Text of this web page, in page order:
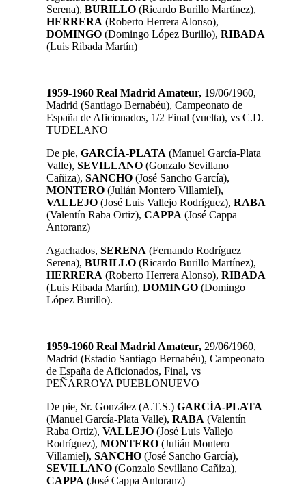
Serena), BURILLO (Ricardo Burillo Martínez),
HERRERA (Roberto Herrera Alonso),
DOMINGO (Domingo López Burillo), RIBADA
(Luis Ribada Martín)
1959-1960 Real Madrid Amateur, 19/06/1960,
Madrid (Santiago Bernabéu), Campeonato de
España de Aficionados, 1/2 Final (vuelta), vs C.D.
TUDELANO
De pie, GARCÍA-PLATA (Manuel García-Plata
Valle), SEVILLANO (Gonzalo Sevillano
Cañiza), SANCHO (José Sancho García),
MONTERO (Julián Montero Villamiel),
VALLEJO (José Luis Vallejo Rodríguez), RABA
(Valentín Raba Ortiz), CAPPA (José Cappa
Antoranz)
Agachados, SERENA (Fernando Rodríguez
Serena), BURILLO (Ricardo Burillo Martínez),
HERRERA (Roberto Herrera Alonso), RIBADA
(Luis Ribada Martín), DOMINGO (Domingo
López Burillo).
1959-1960 Real Madrid Amateur, 29/06/1960,
Madrid (Estadio Santiago Bernabéu), Campeonato
de España de Aficionados, Final, vs
PEÑARROYA PUEBLONUEVO
De pie, Sr. González (A.T.S.) GARCÍA-PLATA
(Manuel García-Plata Valle), RABA (Valentín
Raba Ortiz), VALLEJO (José Luis Vallejo
Rodríguez), MONTERO (Julián Montero
Villamiel), SANCHO (José Sancho García),
SEVILLANO (Gonzalo Sevillano Cañiza),
CAPPA (José Cappa Antoranz)